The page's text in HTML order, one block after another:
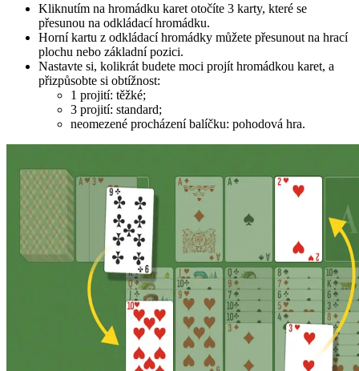
Kliknutím na hromádku karet otočíte 3 karty, které se
přesunou na odkládací hromádku.
Horní kartu z odkládací hromádky můžete přesunout na hrací
plochu nebo základní pozici.
Nastavte si, kolikrát budete moci projít hromádkou karet, a
přizpůsobte si obtížnost:
1 projití: těžké;
3 projití: standard;
neomezené procházení balíčku: pohodová hra.